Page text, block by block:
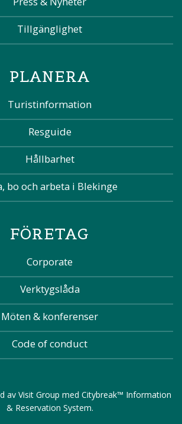
Tillgänglighet
PLANERA
Turistinformation
Resguide
Hållbarhet
bo och arbeta i Blekinge
FÖRETAG
Corporate
Verktygslåda
Möten & konferenser
Code of conduct
av Visit Group med Citybreak™ Information
& Reservation System.